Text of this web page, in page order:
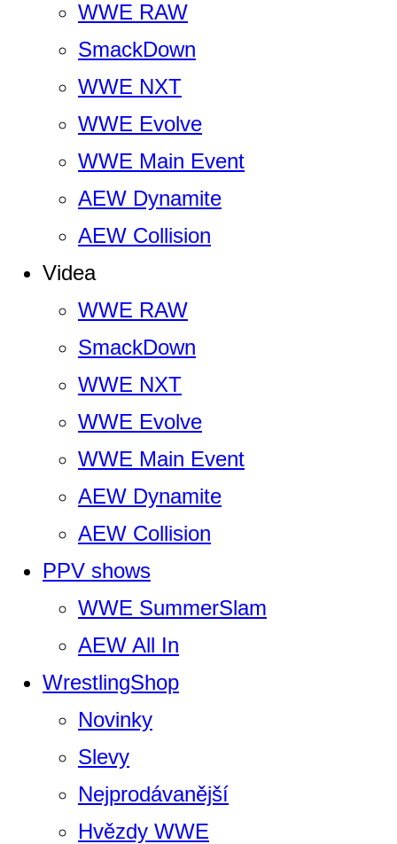
WWE RAW
SmackDown
WWE NXT
WWE Evolve
WWE Main Event
AEW Dynamite
AEW Collision
Videa
WWE RAW
SmackDown
WWE NXT
WWE Evolve
WWE Main Event
AEW Dynamite
AEW Collision
PPV shows
WWE SummerSlam
AEW All In
WrestlingShop
Novinky
Slevy
Nejprodávanější
Hvězdy WWE